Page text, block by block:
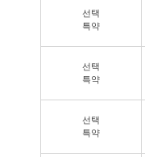
선택
특약
선택
특약
선택
특약